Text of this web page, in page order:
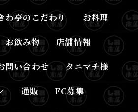
わ亭のこだわり お料理
お飲み物 店舗情報
問い合わせ タニマチ様
通販 FC募集